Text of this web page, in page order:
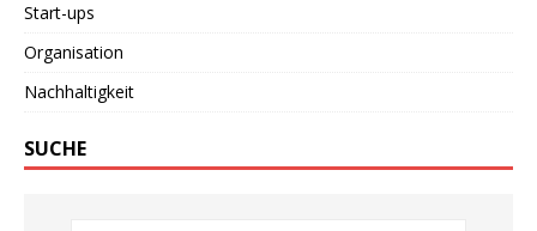
Start-ups
Organisation
Nachhaltigkeit
SUCHE